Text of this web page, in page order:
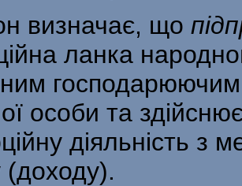
визначає, що
ланка
особи та
діяльність з
(доходу).